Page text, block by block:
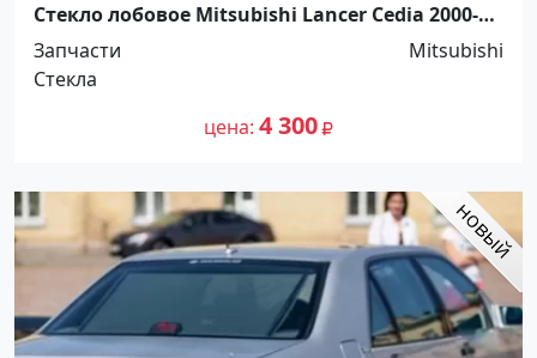
Стекло лобовое Mitsubishi Lancer Cedia 2000-
2007 Краснодар
Запчасти
Mitsubishi
Стекла
цена 4 300